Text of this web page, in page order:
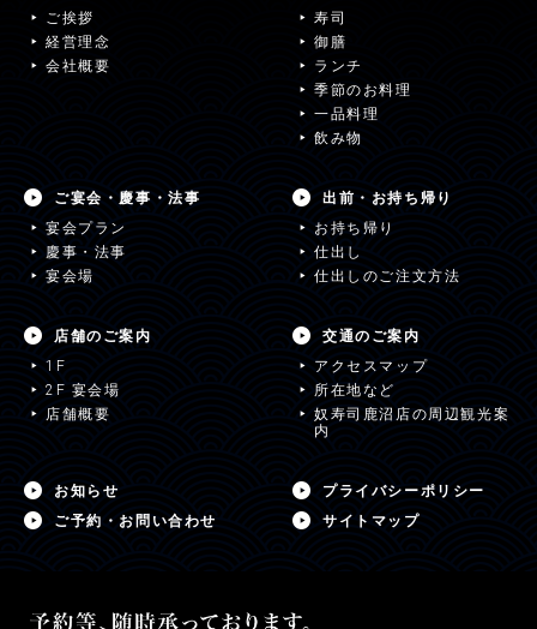
ご挨拶
経営理念
会社概要
寿司
御膳
ランチ
季節のお料理
一品料理
飲み物
ご宴会・慶事・法事
宴会プラン
慶事・法事
宴会場
出前・お持ち帰り
お持ち帰り
仕出し
仕出しのご注文方法
店舗のご案内
1F
2F 宴会場
店舗概要
交通のご案内
アクセスマップ
所在地など
奴寿司鹿沼店の周辺観光案
内
お知らせ
ご予約・お問い合わせ
プライバシーポリシー
サイトマップ